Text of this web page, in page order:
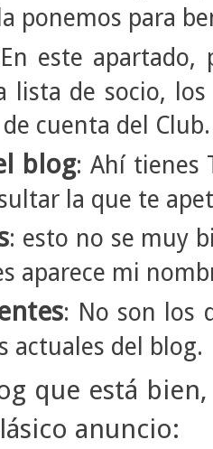
ponemos para
este apartado,
lista de socio,
cuenta del Club.
blog: Ahí tienes
la que te
: esto no se muy
aparece mi
: No son los
actuales del blog.
que está
anuncio: